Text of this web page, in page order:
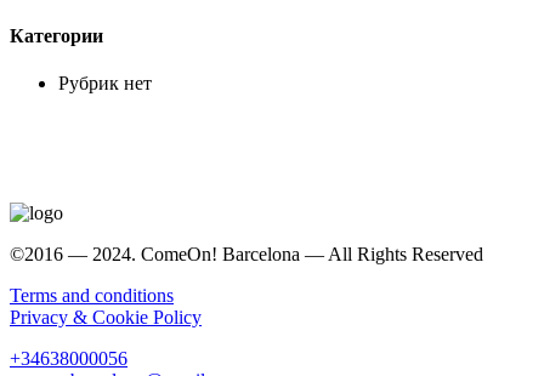
Категории
Рубрик нет
©2016 — 2024. ComeOn! Barcelona — All Rights Reserved
Terms and conditions
Privacy & Cookie Policy
+34638000056